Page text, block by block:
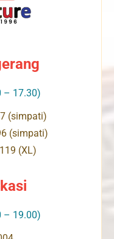
– 17.30)
(simpati)
(simpati)
(XL)
– 19.00)